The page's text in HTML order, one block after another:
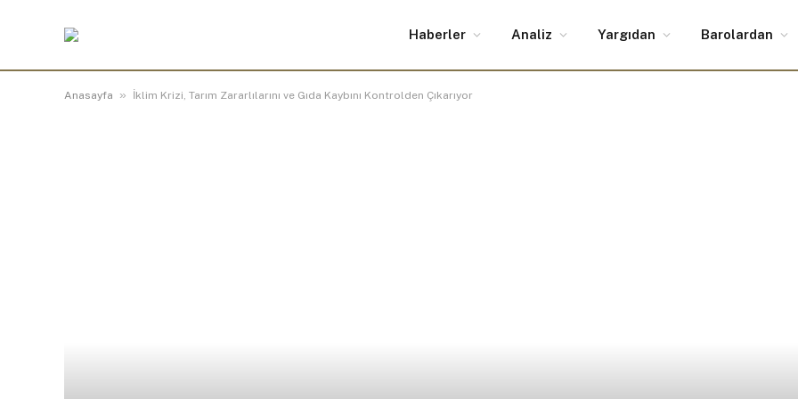
Haberler Analiz Yargıdan Barolardan
Anasayfa » İklim Krizi, Tarım Zararlılarını ve Gıda Kaybını Kontrolden Çıkarıyor